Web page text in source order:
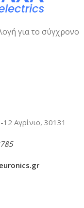
για το σύγχρονο
Αγρίνιο, 30131